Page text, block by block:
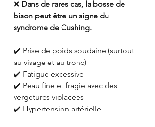
❌ Dans de rares cas, la bosse de
bison peut être un signe du
syndrome de Cushing.
✔️ Prise de poids soudaine (surtout
au visage et au tronc)
✔️ Fatigue excessive
✔️ Peau fine et fragie avec des
vergetures violacées
✔️ Hypertension artérielle